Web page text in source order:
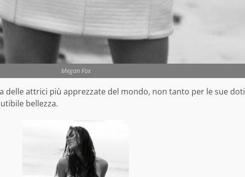
Megan Fox
delle attrici più apprezzate del mondo, non tanto per le sue doti
bellezza.